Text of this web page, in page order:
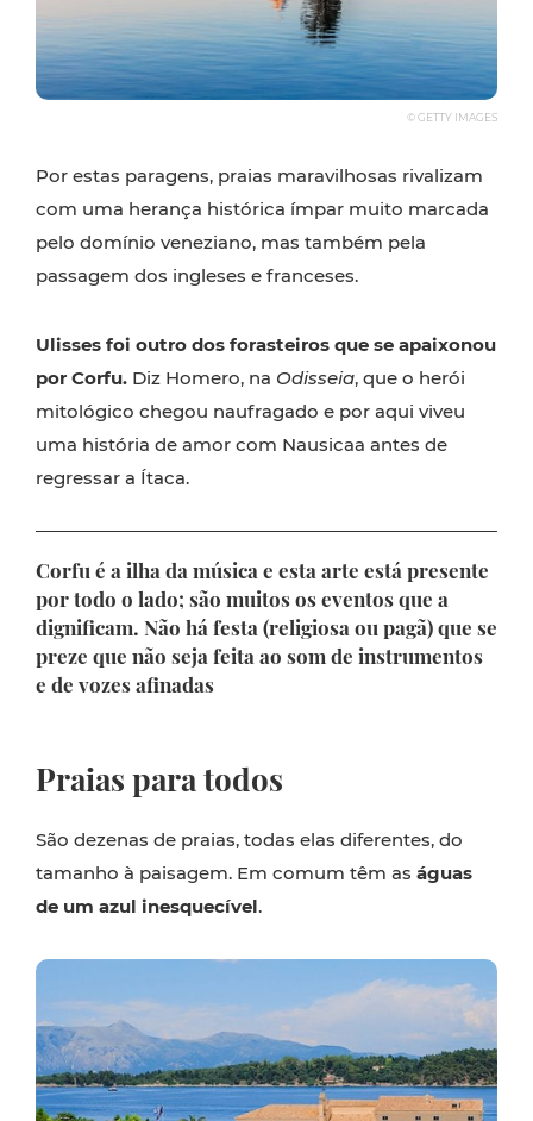
© GETTY IMAGES
Por estas paragens, praias maravilhosas rivalizam
com uma herança histórica ímpar muito marcada
pelo domínio veneziano, mas também pela
passagem dos ingleses e franceses.
Ulisses foi outro dos forasteiros que se apaixonou
por Corfu. Diz Homero, na Odisseia, que o herói
mitológico chegou naufragado e por aqui viveu
uma história de amor com Nausicaa antes de
regressar a Ítaca.
Corfu é a ilha da música e esta arte está presente
por todo o lado; são muitos os eventos que a
dignificam. Não há festa (religiosa ou pagã) que se
preze que não seja feita ao som de instrumentos
e de vozes afinadas
Praias para todos
São dezenas de praias, todas elas diferentes, do
tamanho à paisagem. Em comum têm as águas
de um azul inesquecível.